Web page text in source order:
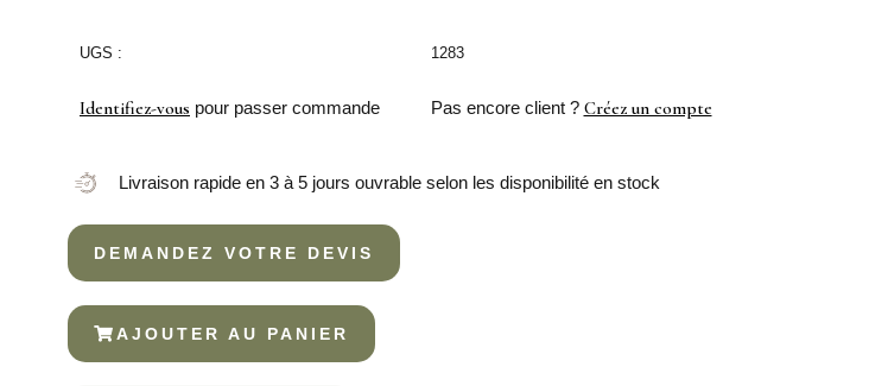
BAGUETTE
UGS :
Identifiez-vous pour passer commande
1283
Pas encore client ? Créez un compte
Livraison rapide en 3 à 5 jours ouvrable selon les disponibilité en stock
DEMANDEZ VOTRE DEVIS
AJOUTER AU PANIER